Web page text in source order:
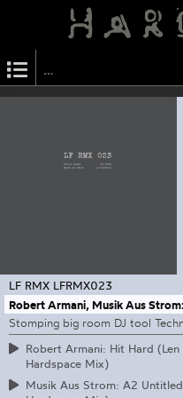
LF RMX LFRMX023
Robert Armani, Musik Aus Strom:
Stomping big room DJ tool
Robert Armani: Hit Hard (Len
Hardspace Mix)
Musik Aus Strom: A2